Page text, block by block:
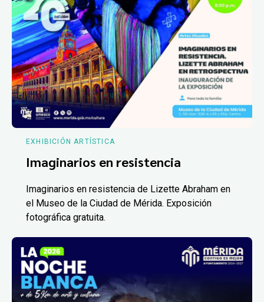
EXHIBICIÓN ARTÍSTICA
Imaginarios en resistencia
Imaginarios en resistencia de Lizette Abraham en
el Museo de la Ciudad de Mérida. Exposición
fotográfica gratuita.